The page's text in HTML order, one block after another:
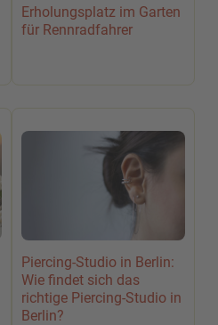
Erholungsplatz im Garten
für Rennradfahrer
Piercing-Studio in Berlin:
Wie findet sich das
richtige Piercing-Studio in
Berlin?